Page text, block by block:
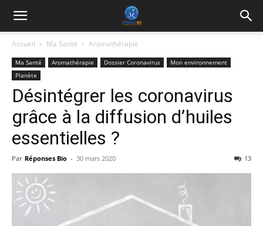
Accueil Ma Santé Aromathérapie
Ma Santé Aromathérapie Dossier Coronavirus
Mon environnement
Planète
Désintégrer les coronavirus
grâce à la diffusion d’huiles
essentielles ?
Par Réponses Bio - 30 mars 2020 13